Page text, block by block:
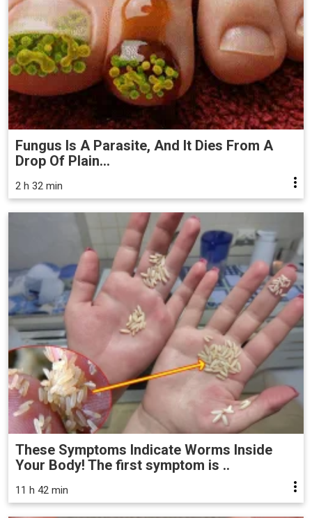
Fungus Is A Parasite, And It Dies From A
Drop Of Plain...
2 h 32 min
These Symptoms Indicate Worms Inside
Your Body! The first symptom is ..
11 h 42 min